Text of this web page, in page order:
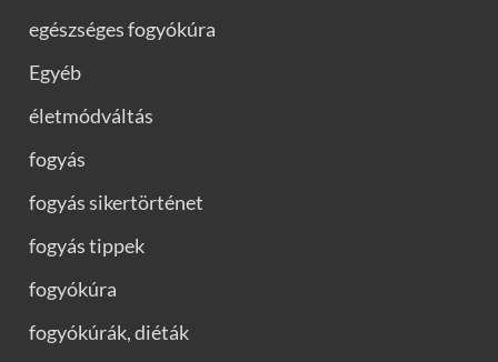
egészséges fogyókúra
Egyéb
életmódváltás
fogyás
fogyás sikertörténet
fogyás tippek
fogyókúra
fogyókúrák, diéták